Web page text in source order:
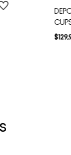
$129,